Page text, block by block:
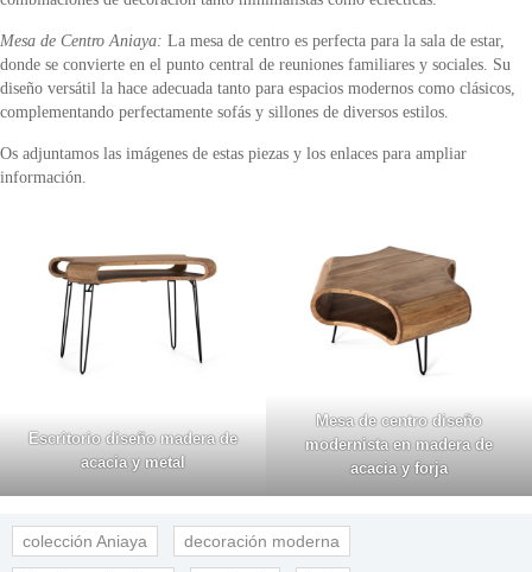
Mesa de Centro Aniaya: La mesa de centro es perfecta para la sala de estar,
donde se convierte en el punto central de reuniones familiares y sociales. Su
diseño versátil la hace adecuada tanto para espacios modernos como clásicos,
complementando perfectamente sofás y sillones de diversos estilos.
Os adjuntamos las imágenes de estas piezas y los enlaces para ampliar
información.
Escritorio diseño madera de
acacia y metal
Mesa de centro diseño
modernista en madera de
acacia y forja
colección Aniaya decoración moderna